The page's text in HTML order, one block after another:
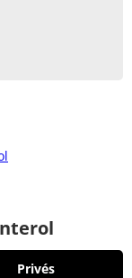
Privés